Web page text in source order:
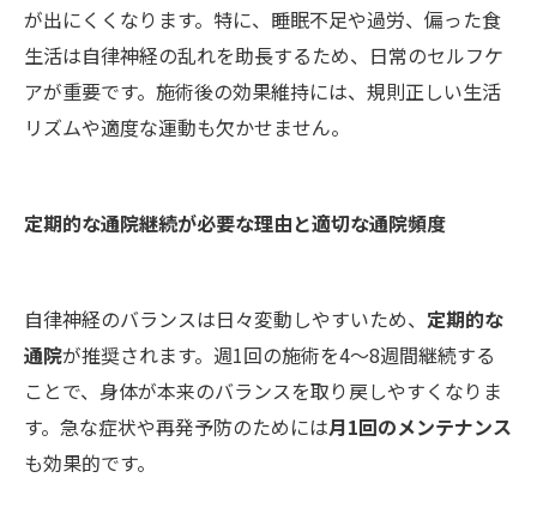
が出にくくなります。特に、睡眠不足や過労、偏った食
生活は自律神経の乱れを助長するため、日常のセルフケ
アが重要です。施術後の効果維持には、規則正しい生活
リズムや適度な運動も欠かせません。
定期的な通院継続が必要な理由と適切な通院頻度
自律神経のバランスは日々変動しやすいため、 定期的な
通院が推奨されます。週1回の施術を4～8週間継続する
ことで、身体が本来のバランスを取り戻しやすくなりま
す。急な症状や再発予防のためには月1回のメンテナンス
も効果的です。